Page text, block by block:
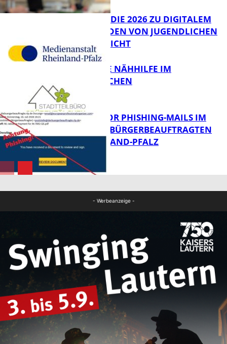
Bildung
JIMPLUS-STUDIE 2026 ZU DIGITALEM
WOHLBEFINDEN VON JUGENDLICHEN
VERÖFFENTLICHT
Panorama
KOSTENLOSE NÄHHILFE IM
GRÜBENTÄLCHEN
VORSICHT VOR PHISHING-MAILS IM
NAMEN DES BÜRGERBEAUFTRAGTEN
VON RHEINLAND-PFALZ
- Werbeanzeige -